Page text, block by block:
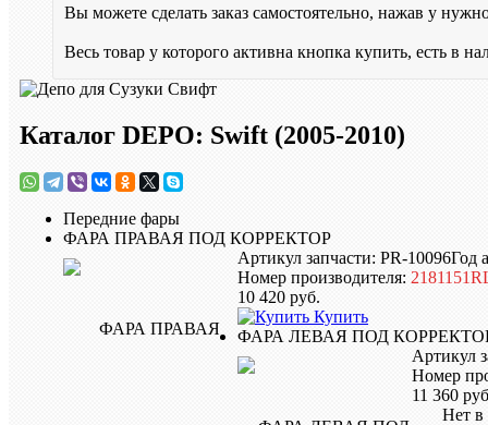
Вы можете сделать заказ самостоятельно, нажав у
Весь товар у которого активна кнопка купить, есть в
Каталог DEPO: Swift (2005-2010)
Передние фары
ФАРА ПРАВАЯ ПОД КОРРЕКТОР
Артикул запчасти: PR-10096Год
Номер производителя:
10 420 руб.
Купить
ФАРА ЛЕВАЯ ПОД
Артикул
Номер
11 360
Нет в